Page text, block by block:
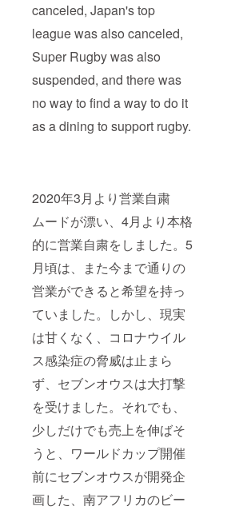
canceled, Japan's top
league was also canceled,
Super Rugby was also
suspended, and there was
no way to find a way to do it
as a dining to support rugby.
2020年3月より営業自粛
ムードが漂い、4月より本格
的に営業自粛をしました。5
月頃は、また今まで通りの
営業ができると希望を持っ
ていました。しかし、現実
は甘くなく、コロナウイル
ス感染症の脅威は止まら
ず、セブンオウスは大打撃
を受けました。それでも、
少しだけでも売上を伸ばそ
うと、ワールドカップ開催
前にセブンオウスが開発企
画した、南アフリカのビー